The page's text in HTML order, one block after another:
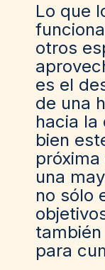
Lo que
otros
es el
de una
hacia la
bien
una
no sólo
para